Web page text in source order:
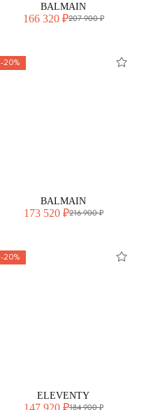
BALMAIN
166 320 ₽207 900 ₽
-20%
BALMAIN
173 520 ₽216 900 ₽
-20%
ELEVENTY
147 920 ₽184 900 ₽